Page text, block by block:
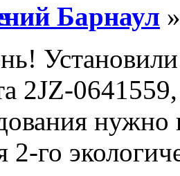
Барнаул
2JZ-0641559,
нужно
2-го